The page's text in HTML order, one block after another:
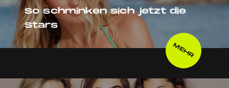
So schminken sich jetzt die
Stars
MEHR